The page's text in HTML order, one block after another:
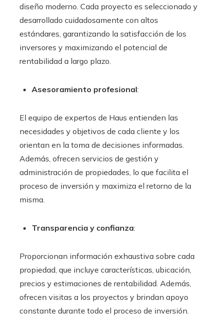
diseño moderno. Cada proyecto es seleccionado y
desarrollado cuidadosamente con altos
estándares, garantizando la satisfacción de los
inversores y maximizando el potencial de
rentabilidad a largo plazo.
Asesoramiento profesional:
El equipo de expertos de Haus entienden las
necesidades y objetivos de cada cliente y los
orientan en la toma de decisiones informadas.
Además, ofrecen servicios de gestión y
administración de propiedades, lo que facilita el
proceso de inversión y maximiza el retorno de la
misma.
Transparencia y confianza:
Proporcionan información exhaustiva sobre cada
propiedad, que incluye características, ubicación,
precios y estimaciones de rentabilidad. Además,
ofrecen visitas a los proyectos y brindan apoyo
constante durante todo el proceso de inversión.